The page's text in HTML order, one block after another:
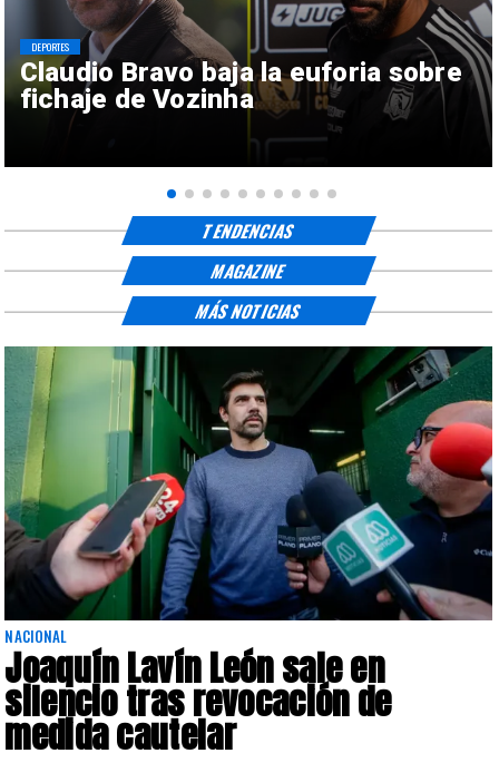
Claudio Bravo baja la euforia sobre
fichaje de Vozinha
DEPORTES
TENDENCIAS
MAGAZINE
NACIONAL
Joaquín Lavín León sale en
silencio tras revocación de
medida cautelar
MÁS NOTICIAS